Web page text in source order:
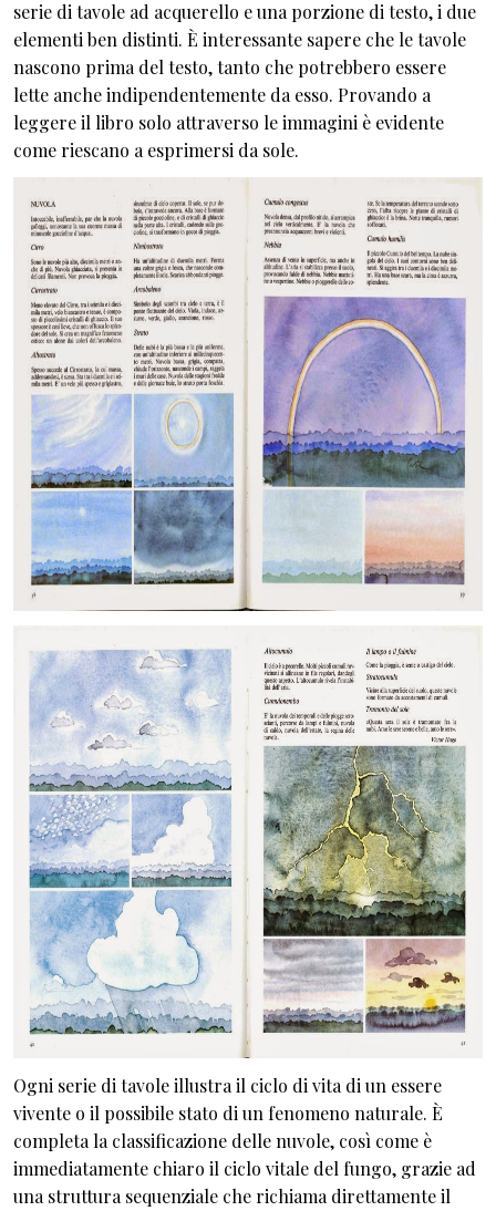
serie di tavole ad acquerello e una porzione di testo, i due
elementi ben distinti. È interessante sapere che le tavole
nascono prima del testo, tanto che potrebbero essere
lette anche indipendentemente da esso. Provando a
leggere il libro solo attraverso le immagini è evidente
come riescano a esprimersi da sole.
Ogni serie di tavole illustra il ciclo di vita di un essere
vivente o il possibile stato di un fenomeno naturale. È
completa la classificazione delle nuvole, così come è
immediatamente chiaro il ciclo vitale del fungo, grazie ad
una struttura sequenziale che richiama direttamente il